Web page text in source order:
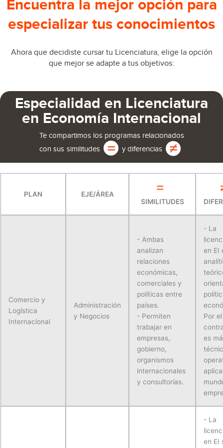
Encuentra la mejor opción para
especializar tus conocimientos
Ahora que decidiste cursar tu Licenciatura, elige la opción
que mejor se adapte a tus objetivos:
Especialidad en Licenciatura
en Economía Internacional
Te compartimos los programas relacionados
con sus similitudes y diferencias
PLAN EJE/ÁREA =
SIMILITUDES
Comercio y
Logística
Internacional
Administración
y Negocios
- Ambas
analizan
relaciones
económicas,
comerciales y
políticas entre
países.
- Permiten
trabajar en
empresas,
gobierno,
organismos
internacionales
y consultorías.
- La
en EI
Por el
es
- La
en EI